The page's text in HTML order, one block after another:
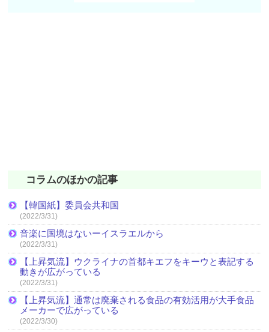
コラムのほかの記事
【韓国紙】委員会共和国
(2022/3/31)
音楽に国境はないーイスラエルから
(2022/3/31)
【上昇気流】ウクライナの首都キエフをキーウと表記する
動きが広がっている
(2022/3/31)
【上昇気流】通常は廃棄される食品の有効活用が大手食品
メーカーで広がっている
(2022/3/30)